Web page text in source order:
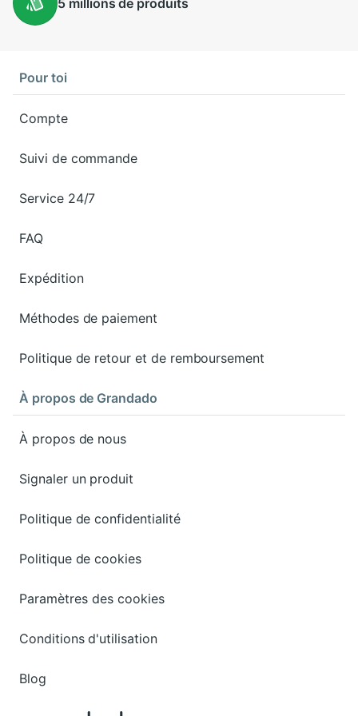
Pour toi
Compte
Suivi de commande
Service 24/7
FAQ
Expédition
Méthodes de paiement
Politique de retour et de remboursement
À propos de Grandado
À propos de nous
Signaler un produit
Politique de confidentialité
Politique de cookies
Paramètres des cookies
Conditions d'utilisation
Blog